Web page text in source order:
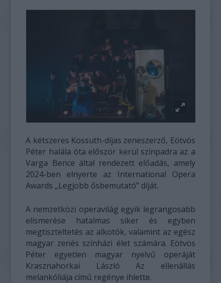
A kétszeres Kossuth-díjas zeneszerző, Eötvös
Péter halála óta először kerül színpadra az a
Varga Bence által rendezett előadás, amely
2024-ben elnyerte az International Opera
Awards „Legjobb ősbemutató” díját.
A nemzetközi operavilág egyik legrangosabb
elismerése hatalmas siker és egyben
megtiszteltetés az alkotók, valamint az egész
magyar zenés színházi élet számára. Eötvös
Péter egyetlen magyar nyelvű operáját
Krasznahorkai László Az ellenállás
melankóliája című regénye ihlette.